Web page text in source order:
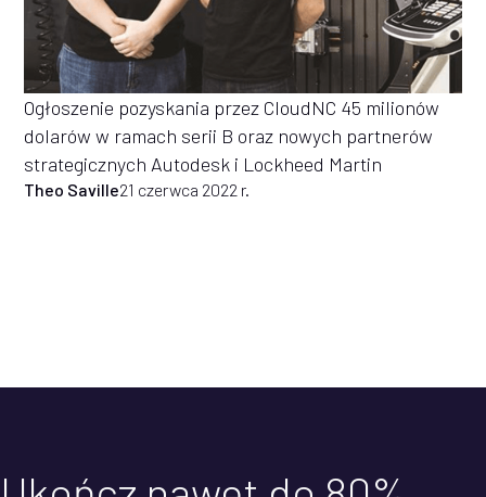
Ogłoszenie pozyskania przez CloudNC 45 milionów
dolarów w ramach serii B oraz nowych partnerów
strategicznych Autodesk i Lockheed Martin
Theo Saville21 czerwca 2022 r.